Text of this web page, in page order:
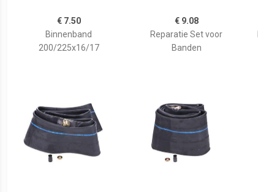
€ 7.50
Binnenband
200/225x16/17
€ 9.08
Reparatie Set voor
Banden